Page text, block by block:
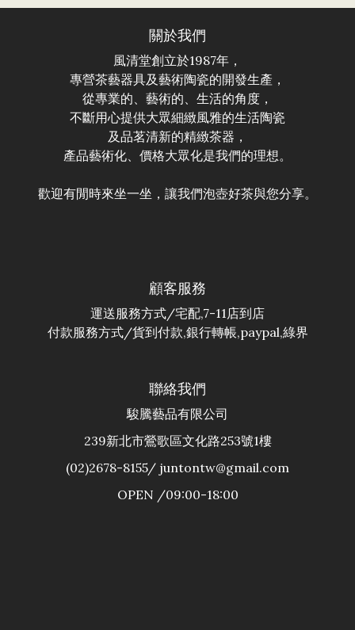
關於我們
風清堂創立於1987年，
專營茶藝器具及藝術陶瓷的開發生產，
從專業的、藝術的、生活的角度，
不斷用心提供大眾細緻風雅的生活陶瓷
及品茗清新的精緻茶器，
產品藝術化、價格大眾化是我們的理想。
歡迎有閒時來坐一坐，讓我們泡壺好茶與您分享。
顧客服務
運送服務方式/宅配,7-11店到店
付款服務方式/貨到付款,銀行轉帳,paypal,綠界
聯絡我們
駿騰藝品有限公司
239新北市鶯歌區文化路253號1樓
(02)2678-8155/ juntontw@gmail.com
OPEN /09:00-18:00